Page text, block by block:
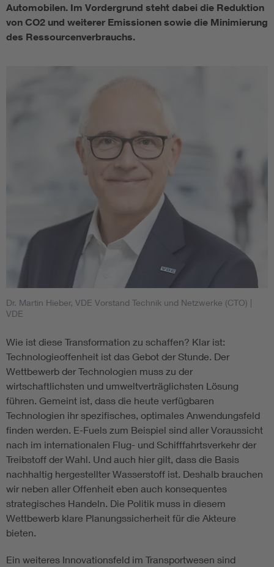
Automobilen. Im Vordergrund steht dabei die Reduktion
von CO2 und weiterer Emissionen sowie die Minimierung
des Ressourcenverbrauchs.
Dr. Martin Hieber, VDE Vorstand Technik und Netzwerke (CTO) |
VDE
Wie ist diese Transformation zu schaffen? Klar ist:
Technologieoffenheit ist das Gebot der Stunde. Der
Wettbewerb der Technologien muss zu der
wirtschaftlichsten und umweltverträglichsten Lösung
führen. Gemeint ist, dass die heute verfügbaren
Technologien ihr spezifisches, optimales Anwendungsfeld
finden werden. E-Fuels zum Beispiel sind aller Voraussicht
nach im internationalen Flug- und Schifffahrtsverkehr der
Treibstoff der Wahl. Und auch hier gilt, dass die Basis
nachhaltig hergestellter Wasserstoff ist. Deshalb brauchen
wir neben aller Offenheit eben auch konsequentes
strategisches Handeln. Die Politik muss in diesem
Wettbewerb klare Planungssicherheit für die Akteure
bieten.
Ein weiteres Innovationsfeld im Transportwesen sind